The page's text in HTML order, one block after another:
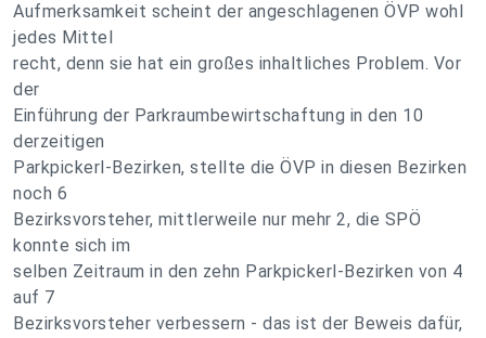
Aufmerksamkeit scheint der angeschlagenen ÖVP wohl
jedes Mittel
recht, denn sie hat ein großes inhaltliches Problem. Vor
der
Einführung der Parkraumbewirtschaftung in den 10
derzeitigen
Parkpickerl-Bezirken, stellte die ÖVP in diesen Bezirken
noch 6
Bezirksvorsteher, mittlerweile nur mehr 2, die SPÖ
konnte sich im
selben Zeitraum in den zehn Parkpickerl-Bezirken von 4
auf 7
Bezirksvorsteher verbessern - das ist der Beweis dafür,